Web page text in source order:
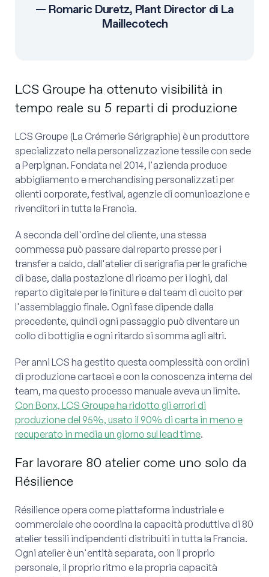
— Romaric Duretz, Plant Director di La
Maillecotech
LCS Groupe ha ottenuto visibilità in
tempo reale su 5 reparti di produzione
LCS Groupe (La Crémerie Sérigraphie) è un produttore
specializzato nella personalizzazione tessile con sede
a Perpignan. Fondata nel 2014, l'azienda produce
abbigliamento e merchandising personalizzati per
clienti corporate, festival, agenzie di comunicazione e
rivenditori in tutta la Francia.
A seconda dell'ordine del cliente, una stessa
commessa può passare dal reparto presse per i
transfer a caldo, dall'atelier di serigrafia per le grafiche
di base, dalla postazione di ricamo per i loghi, dal
reparto digitale per le finiture e dal team di cucito per
l'assemblaggio finale. Ogni fase dipende dalla
precedente, quindi ogni passaggio può diventare un
collo di bottiglia e ogni ritardo si somma agli altri.
Per anni LCS ha gestito questa complessità con ordini
di produzione cartacei e con la conoscenza interna del
team, ma questo processo manuale aveva un limite.
Con Bonx, LCS Groupe ha ridotto gli errori di
produzione del 95%, usato il 90% di carta in meno e
recuperato in media un giorno sul lead time.
Far lavorare 80 atelier come uno solo da
Résilience
Résilience opera come piattaforma industriale e
commerciale che coordina la capacità produttiva di 80
atelier tessili indipendenti distribuiti in tutta la Francia.
Ogni atelier è un'entità separata, con il proprio
personale, il proprio ritmo e la propria capacità